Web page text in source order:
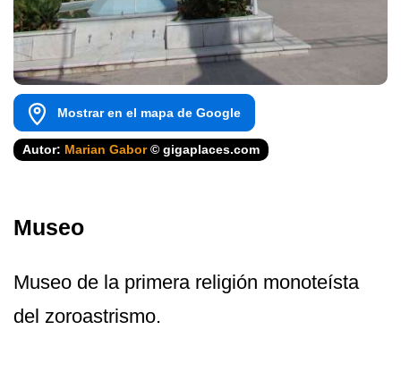
Mostrar en el mapa de Google
Autor: Marian Gabor© gigaplaces.com
Museo
Museo de la primera religión monoteísta
del zoroastrismo.